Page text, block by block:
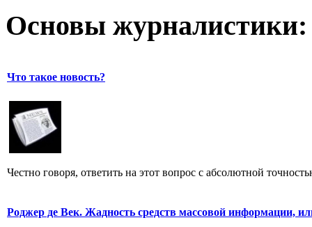
Основы журналистики:
Что такое новость?
Честно говоря, ответить на этот вопрос с абсолютной
Роджер де Век. Жадность средств массовой информации,